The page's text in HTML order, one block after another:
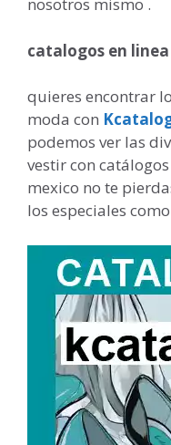
nosotros mismo .
catalogos en
quieres encontrar
moda con
podemos ver las
vestir con
mexico no te
los especiales